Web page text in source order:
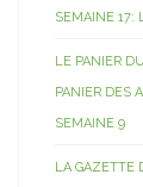
SEMAINE 17:
LE PANIER
PANIER DES
SEMAINE 9
LA GAZETTE